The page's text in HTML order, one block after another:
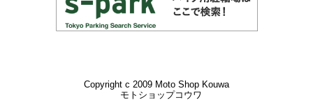
Copyright c 2009 Moto Shop Kouwa
モトショップコウワ